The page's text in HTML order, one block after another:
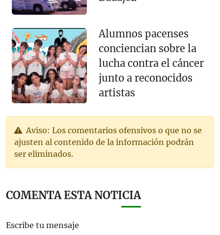
Alumnos pacenses
conciencian sobre la
lucha contra el cáncer
junto a reconocidos
artistas
Aviso: Los comentarios ofensivos o que no se
ajusten al contenido de la información podrán
ser eliminados.
COMENTA ESTA NOTICIA
Escribe tu mensaje